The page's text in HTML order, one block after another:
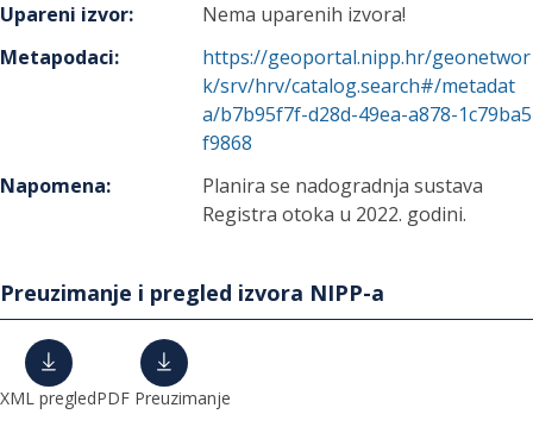
Upareni izvor:
Nema uparenih izvora!
Metapodaci:
https://geoportal.nipp.hr/geonetwor
k/srv/hrv/catalog.search#/metadat
a/b7b95f7f-d28d-49ea-a878-1c79ba5
f9868
Napomena:
Planira se nadogradnja sustava
Registra otoka u 2022. godini.
Preuzimanje i pregled izvora NIPP-a
XML pregledPDF Preuzimanje